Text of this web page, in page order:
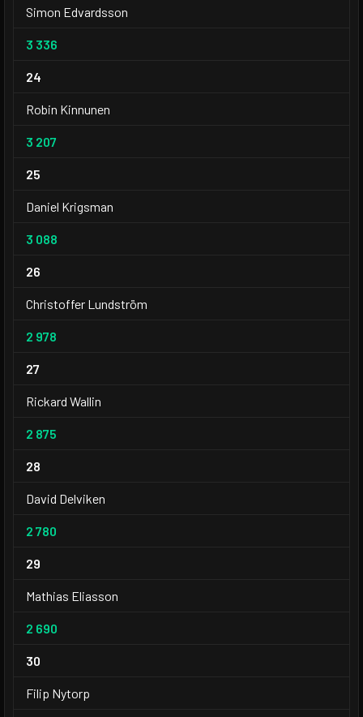
Simon Edvardsson
3 336
24
Robin Kinnunen
3 207
25
Daniel Krigsman
3 088
26
Christoffer Lundström
2 978
27
Rickard Wallin
2 875
28
David Delviken
2 780
29
Mathias Eliasson
2 690
30
Filip Nytorp